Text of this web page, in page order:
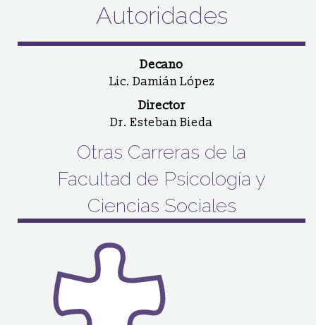
Autoridades
Decano
Lic. Damián López
Director
Dr. Esteban Bieda
Otras Carreras de la
Facultad de Psicología y
Ciencias Sociales